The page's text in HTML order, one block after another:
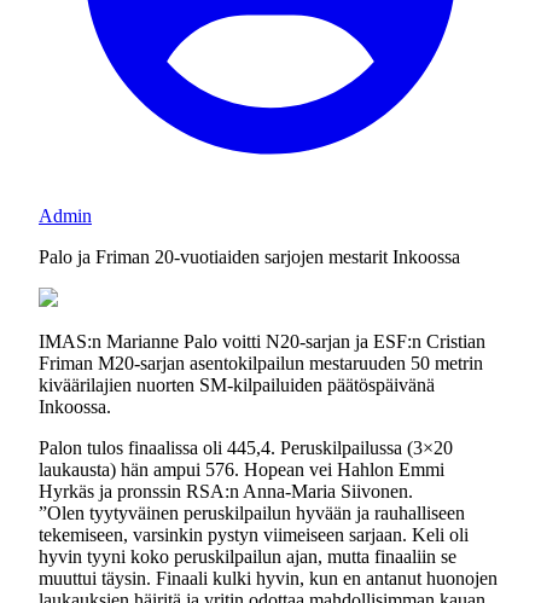
Admin
Palo ja Friman 20-vuotiaiden sarjojen mestarit Inkoossa
IMAS:n Marianne Palo voitti N20-sarjan ja ESF:n Cristian
Friman M20-sarjan asentokilpailun mestaruuden 50 metrin
kiväärilajien nuorten SM-kilpailuiden päätöspäivänä
Inkoossa.
Palon tulos finaalissa oli 445,4. Peruskilpailussa (3×20
laukausta) hän ampui 576. Hopean vei Hahlon Emmi
Hyrkäs ja pronssin RSA:n Anna-Maria Siivonen.
”Olen tyytyväinen peruskilpailun hyvään ja rauhalliseen
tekemiseen, varsinkin pystyn viimeiseen sarjaan. Keli oli
hyvin tyyni koko peruskilpailun ajan, mutta finaaliin se
muuttui täysin. Finaali kulki hyvin, kun en antanut huonojen